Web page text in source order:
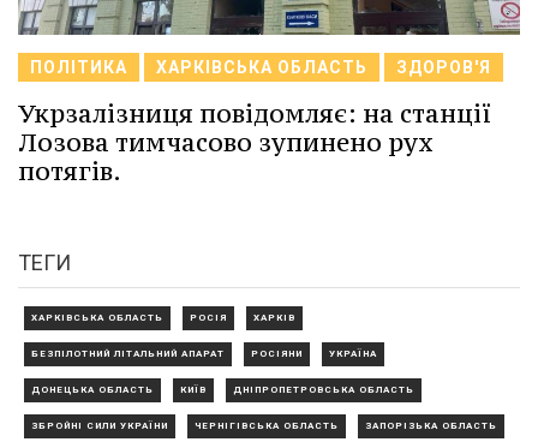
ПОЛІТИКА ХАРКІВСЬКА ОБЛАСТЬ ЗДОРОВ'Я
Укрзалізниця повідомляє: на станції
Лозова тимчасово зупинено рух
потягів.
ТЕГИ
ХАРКІВСЬКА ОБЛАСТЬ РОСІЯ ХАРКІВ
БЕЗПІЛОТНИЙ ЛІТАЛЬНИЙ АПАРАТ РОСІЯНИ УКРАЇНА
ДОНЕЦЬКА ОБЛАСТЬ КИЇВ ДНІПРОПЕТРОВСЬКА ОБЛАСТЬ
ЗБРОЙНІ СИЛИ УКРАЇНИ ЧЕРНІГІВСЬКА ОБЛАСТЬ ЗАПОРІЗЬКА ОБЛАСТЬ